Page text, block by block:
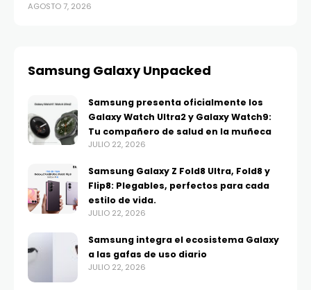
AGOSTO 7, 2026
Samsung Galaxy Unpacked
Samsung presenta oficialmente los
Galaxy Watch Ultra2 y Galaxy Watch9:
Tu compañero de salud en la muñeca
JULIO 22, 2026
Samsung Galaxy Z Fold8 Ultra, Fold8 y
Flip8: Plegables, perfectos para cada
estilo de vida.
JULIO 22, 2026
Samsung integra el ecosistema Galaxy
a las gafas de uso diario
JULIO 22, 2026